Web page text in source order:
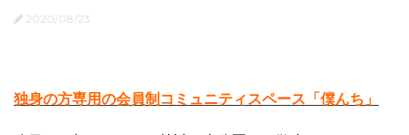
2020/08/23
独身の方専用の会員制コミュニティスペース「僕んち」